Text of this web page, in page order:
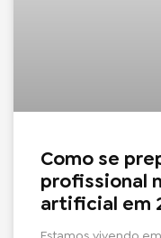
Como se
profissional
artificial em